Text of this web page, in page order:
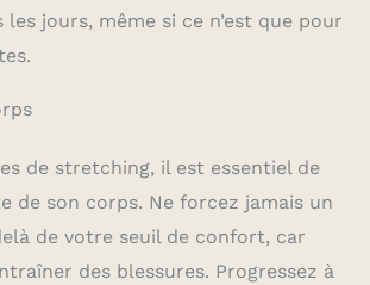
jours, même si ce n’est que pour
de stretching, il est essentiel de
de son corps. Ne forcez jamais un
de votre seuil de confort, car
des blessures. Progressez à